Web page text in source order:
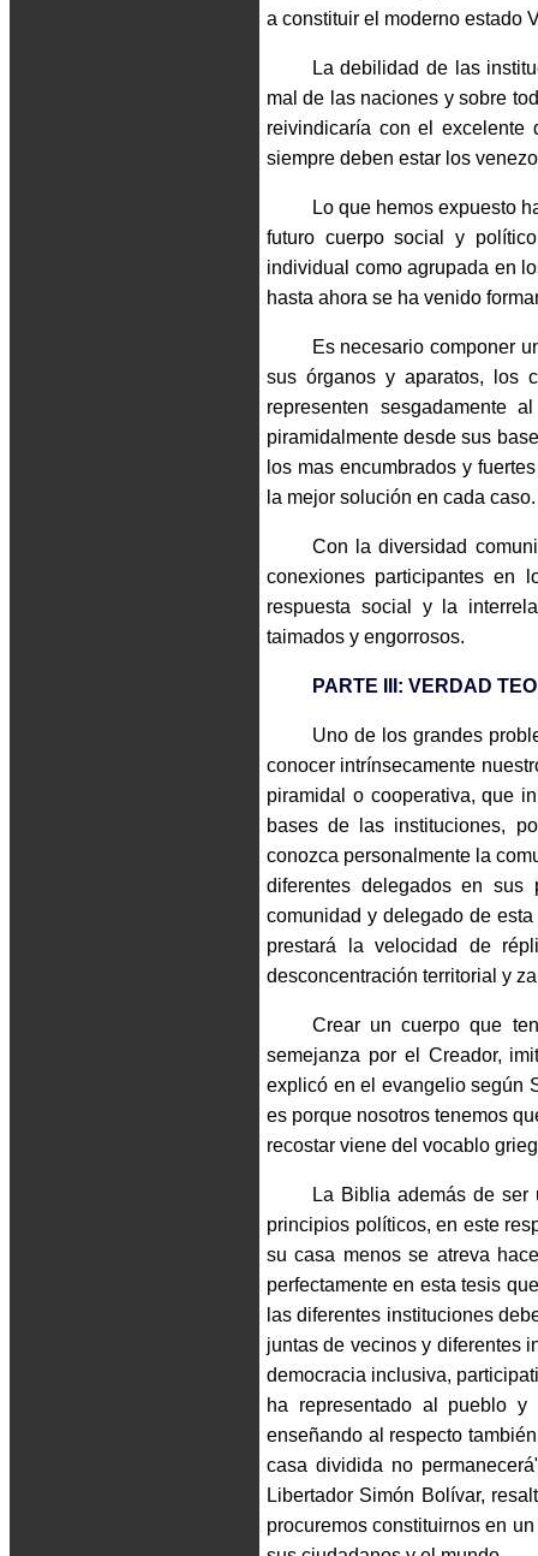
a constituir el moderno estado
La debilidad de las
mal de las naciones y sobre
reivindicaría con el
siempre deben estar los
Lo que hemos expuesto
futuro cuerpo social y
individual como agrupada en
hasta ahora se ha venido
Es necesario componer
sus órganos y aparatos, los
representen sesgadamente
piramidalmente desde sus
los mas encumbrados y
la mejor solución en cada caso.
Con la diversidad
conexiones participantes en
respuesta social y la
taimados y engorrosos.
PARTE III: VERDAD
Uno de los grandes
conocer intrínsecamente
piramidal o cooperativa, que
bases de las instituciones,
conozca personalmente la
diferentes delegados en sus
comunidad y delegado de
prestará la velocidad de
desconcentración territorial y
Crear un cuerpo que
semejanza por el Creador,
explicó en el evangelio según
es porque nosotros tenemos
recostar viene del vocablo
La Biblia además de
principios políticos, en este
su casa menos se atreva
perfectamente en esta tesis
las diferentes instituciones
juntas de vecinos y diferentes
democracia inclusiva,
ha representado al pueblo
enseñando al respecto
casa dividida no
Libertador Simón Bolívar,
procuremos constituirnos en